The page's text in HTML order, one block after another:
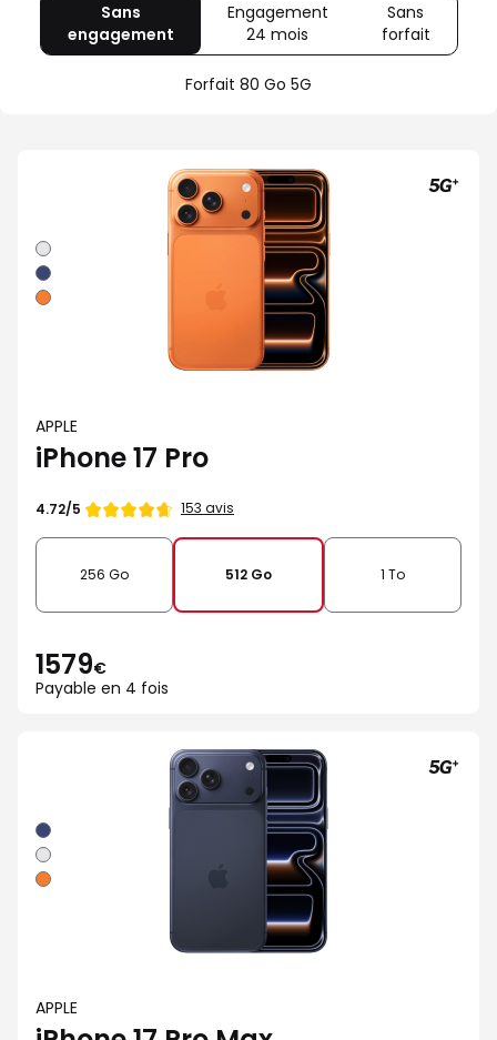
Sans
engagement
80
Go
Engagement
24 mois
Offre
spéciale
Sans
forfait
Sans
Forfait 80 Go 5G
Argent
Bleu
intense
Orange
cosmique
APPLE
iPhone 17 Pro
Note
4.72/5 153 avis
256 Go 512 Go 1 To
1579€
Payable en 4 fois
Bleu
intense
Argent
Orange
cosmique
APPLE